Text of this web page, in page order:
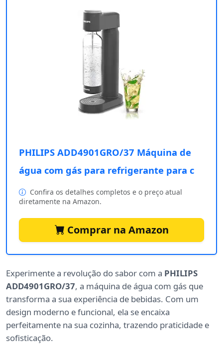
PHILIPS ADD4901GRO/37 Máquina de
água com gás para refrigerante para c
Confira os detalhes completos e o preço atual
diretamente na Amazon.
Comprar na Amazon
Experimente a revolução do sabor com a PHILIPS
ADD4901GRO/37, a máquina de água com gás que
transforma a sua experiência de bebidas. Com um
design moderno e funcional, ela se encaixa
perfeitamente na sua cozinha, trazendo praticidade e
sofisticação.